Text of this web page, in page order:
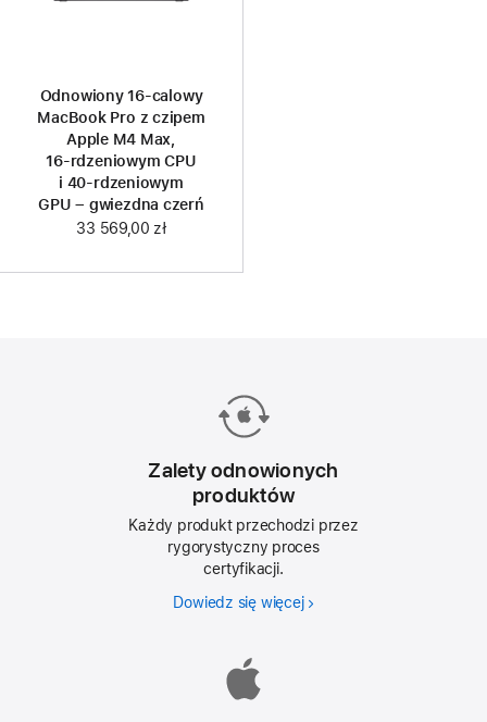
Odnowiony 16‑calowy
MacBook Pro z czipem
Apple M4 Max,
16‑rdzeniowym CPU
i 40‑rdzeniowym
GPU – gwiezdna czerń
33 569,00 zł
Zalety odnowionych
produktów
Każdy produkt przechodzi przez
rygorystyczny proces
certyfikacji.
Dowiedz się więcejZalety